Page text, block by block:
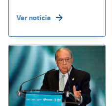
Ver noticia